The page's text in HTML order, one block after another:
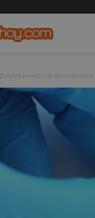
El Ayuntamiento de Alcorcón